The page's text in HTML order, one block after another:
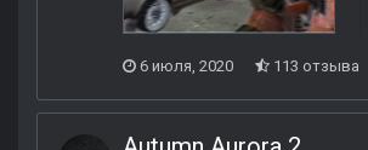
6 июля, 2020 113 отзыва